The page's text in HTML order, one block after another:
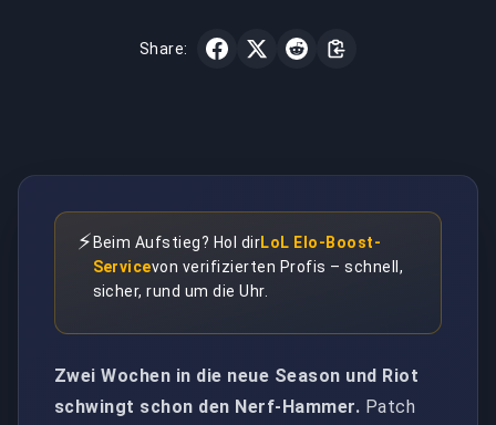
Share:
⚡ Beim Aufstieg? Hol dirLoL Elo-Boost-
Servicevon verifizierten Profis – schnell,
sicher, rund um die Uhr.
Zwei Wochen in die neue Season und Riot
schwingt schon den Nerf-Hammer. Patch